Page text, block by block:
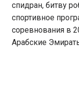
спидран, битву
спортивное
соревнования в
Арабские